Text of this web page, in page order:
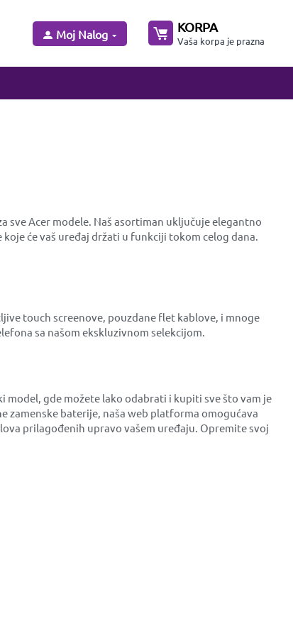
Moj Nalog KORPA
Vaša korpa je prazna
Acer modele. Naš asortiman uključuje elegantno
će vaš uređaj držati u funkciji tokom celog dana.
touch screenove, pouzdane flet kablove, i mnoge
sa našom ekskluzivnom selekcijom.
model, gde možete lako odabrati i kupiti sve što vam je
zamenske baterije, naša web platforma omogućava
prilagođenih upravo vašem uređaju. Opremite svoj